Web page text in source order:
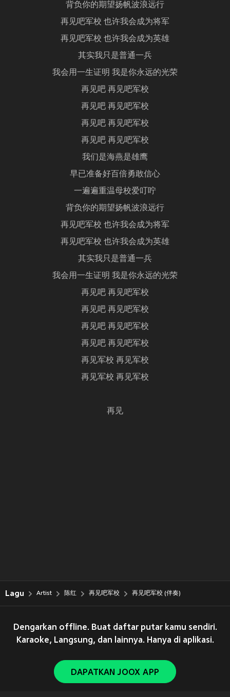
背负你的期望扬帆波浪远行
再见吧军校 也许我会成为将军
再见吧军校 也许我会成为英雄
其实我只是普通一兵
我会用一生证明 我是你永远的光荣
再见吧 再见吧军校
再见吧 再见吧军校
再见吧 再见吧军校
再见吧 再见吧军校
我们是海燕是雄鹰
早已准备好百倍勇敢信心
一遍遍重温母校爱叮咛
背负你的期望扬帆波浪远行
再见吧军校 也许我会成为将军
再见吧军校 也许我会成为英雄
其实我只是普通一兵
我会用一生证明 我是你永远的光荣
再见吧 再见吧军校
再见吧 再见吧军校
再见吧 再见吧军校
再见吧 再见吧军校
再见军校 再见军校
再见军校 再见军校
再见
Lagu Artist 陈红 再见吧军校 再见吧军校 (伴奏)
Dengarkan offline. Buat daftar putar kamu sendiri.
Karaoke, Langsung, dan lainnya. Hanya di aplikasi.
DAPATKAN JOOX APP